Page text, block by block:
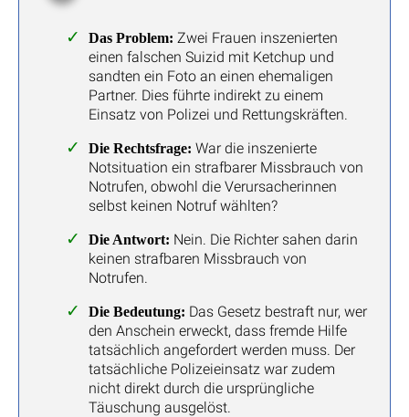
Das Problem: Zwei Frauen inszenierten
einen falschen Suizid mit Ketchup und
sandten ein Foto an einen ehemaligen
Partner. Dies führte indirekt zu einem
Einsatz von Polizei und Rettungskräften.
Die Rechtsfrage: War die inszenierte
Notsituation ein strafbarer Missbrauch von
Notrufen, obwohl die Verursacherinnen
selbst keinen Notruf wählten?
Die Antwort: Nein. Die Richter sahen darin
keinen strafbaren Missbrauch von
Notrufen.
Die Bedeutung: Das Gesetz bestraft nur, wer
den Anschein erweckt, dass fremde Hilfe
tatsächlich angefordert werden muss. Der
tatsächliche Polizeieinsatz war zudem
nicht direkt durch die ursprüngliche
Täuschung ausgelöst.